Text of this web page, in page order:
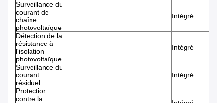
Surveillance du
courant de
chaîne
photovoltaïque
Intégré
Détection de la
résistance à
l'isolation
photovoltaïque
Intégré
Surveillance du
courant
résiduel
Intégré
Protection
contre la